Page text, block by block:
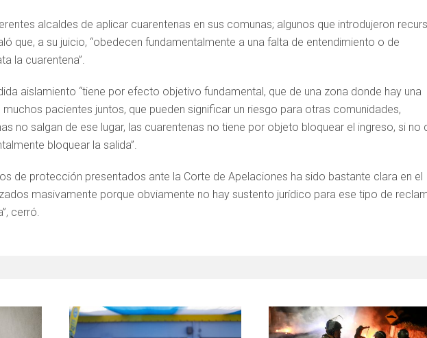
alcaldes de aplicar cuarentenas en sus comunas; algunos que introdujeron
que, a su juicio, “obedecen fundamentalmente a una falta de entendimiento o de
la cuarentena”.
aislamiento “tiene por efecto objetivo fundamental, que de una zona donde hay una
pacientes juntos, que pueden significar un riesgo para otras comunidades,
no salgan de ese lugar, las cuarentenas no tiene por objeto bloquear el ingreso, si no
bloquear la salida”.
de protección presentados ante la Corte de Apelaciones ha sido bastante clara en el
masivamente porque obviamente no hay sustento jurídico para ese tipo de
cerró.